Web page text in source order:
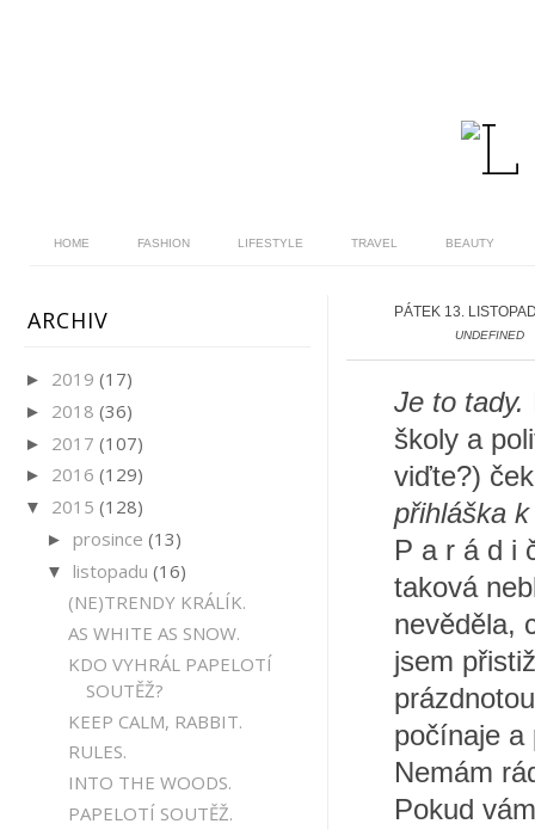
HOME FASHION LIFESTYLE TRAVEL BEAUTY
PÁTEK 13.
UNDEFINED
Je to tady.
školy a
viďte?)
přihláška
P a r á d i
taková
nevěděla,
jsem
počínaje a
Nemám
Pokud
ARCHIV
► 2019 (17)
► 2018 (36)
► 2017 (107)
► 2016 (129)
▼ 2015 (128)
► prosince (13)
▼ listopadu (16)
(NE)TRENDY KRÁLÍK.
AS WHITE AS SNOW.
KDO VYHRÁL PAPELOTÍ
SOUTĚŽ?
KEEP CALM, RABBIT.
RULES.
INTO THE WOODS.
PAPELOTÍ SOUTĚŽ.